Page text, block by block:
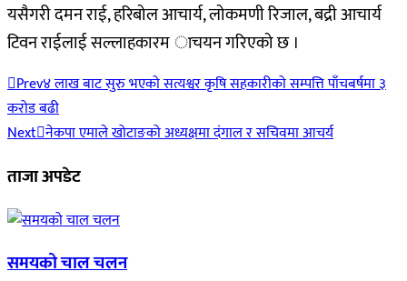
यसैगरी दमन राई, हरिबोल आचार्य, लोकमणी रिजाल, बद्री आचार्य
टिवन राईलाई सल्लाहकारम ाचयन गरिएको छ ।
Prev४ लाख बाट सुरु भएको सत्यश्वर कृषि सहकारीको सम्पत्ति पाँचबर्षमा ३
करोड बढी
Next नेकपा एमाले खोटाङको अध्यक्षमा दंगाल र सचिवमा आचर्य
ताजा अपडेट
समयको चाल चलन